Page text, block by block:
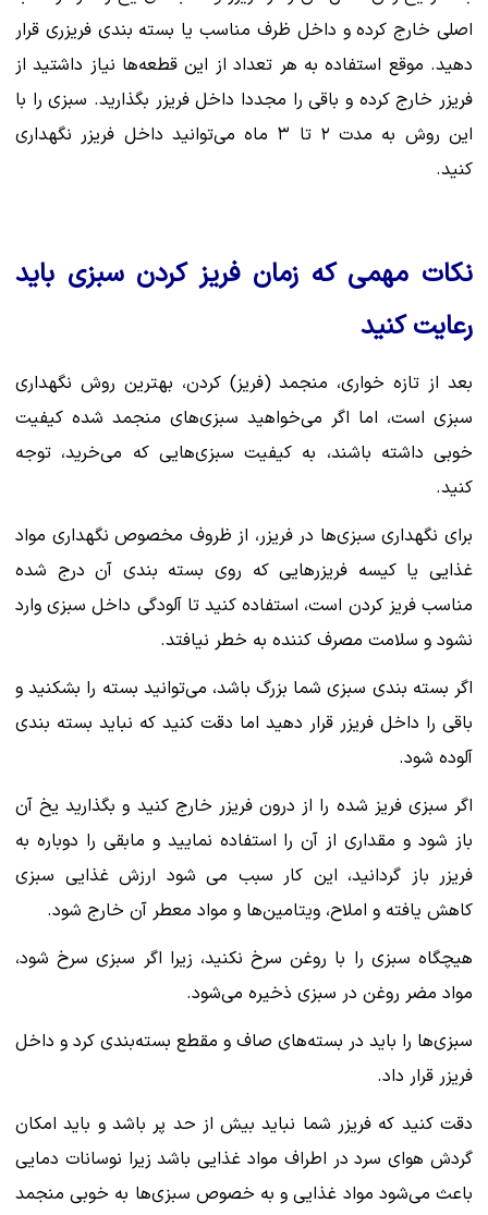
اصلی خارج کرده و داخل ظرف مناسب یا بسته بندی فریزری قرار
دهید. موقع استفاده به هر تعداد از این قطعه‌ها نیاز داشتید از
فریزر خارج کرده و باقی را مجددا داخل فریزر بگذارید. سبزی را با
این روش به مدت ۲ تا ۳ ماه می‌توانید داخل فریزر نگهداری
کنید.
نکات مهمی که زمان فریز کردن سبزی باید
رعایت کنید
بعد از تازه خواری، منجمد (فریز) کردن، بهترین روش نگهداری
سبزی است، اما اگر می‌خواهید سبزی‌های منجمد شده کیفیت
خوبی داشته باشند، به کیفیت سبزی‌هایی که می‌خرید، توجه
کنید.
برای نگهداری سبزی‌ها در فریزر، از ظروف مخصوص نگهداری مواد
غذایی یا کیسه فریزرهایی که روی بسته بندی آن درج شده
مناسب فریز کردن است، استفاده کنید تا آلودگی داخل سبزی وارد
نشود و سلامت مصرف کننده به خطر نیافتد.
اگر بسته بندی سبزی شما بزرگ باشد، می‌توانید بسته را بشکنید و
باقی را داخل فریزر قرار دهید اما دقت کنید که نباید بسته بندی
آلوده شود.
اگر سبزی فریز شده را از درون فریزر خارج کنید و بگذارید یخ آن
باز شود و مقداری از آن را استفاده نمایید و مابقی را دوباره به
فریزر باز گردانید، این کار سبب می شود ارزش غذایی سبزی
کاهش یافته و املاح، ویتامین‌ها و مواد معطر آن خارج شود.
هیچگاه سبزی را با روغن سرخ نکنید، زیرا اگر سبزی سرخ شود،
مواد مضر روغن در سبزی ذخیره می‌شود.
سبزی‌ها را باید در بسته‌های صاف و مقطع بسته‌بندی کرد و داخل
فریزر قرار داد.
دقت کنید که فریزر شما نباید بیش از حد پر باشد و باید امکان
گردش هوای سرد در اطراف مواد غذایی باشد زیرا نوسانات دمایی
باعث می‌شود مواد غذایی و به خصوص سبزی‌ها به خوبی منجمد